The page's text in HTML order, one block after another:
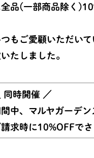
全品(一部商品除く
つもご愛顧いただい
たしました。
同時開催 ／
中、マルヤガーデ
請求時に10%OFFで